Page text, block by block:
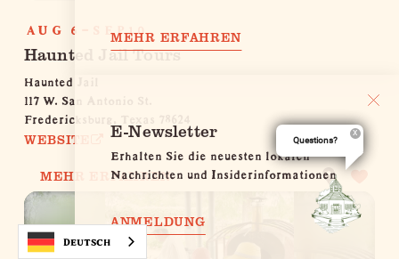
AUG 6-SEP10
Haunted Jail Tours
Haunted Jail
117 W. San Antonio St.
Fredericksburg, Texas 78624
WEBSITE
MEHR ERFAHREN
MEHR ERFAHREN
E-Newsletter
Erhalten Sie die neuesten lokalen
Nachrichten und Insiderinformationen
ANMELDUNG
Deutsch
Questions?